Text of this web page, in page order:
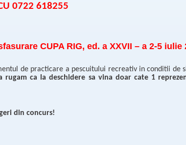
0722 618255
CUPA RIG, ed. a XXVII – a 2-5 iulie
de practicare a pescuitului recreativ in conditii de
rugam ca la deschidere sa vina doar cate 1
din concurs!